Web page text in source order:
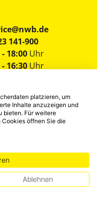
141-900
18:00 Uhr
16:30 Uhr
Blog
IMPRESSUM
platzieren, um
Inhalte anzuzeigen und
bieten. Für weitere
öffnen Sie die
Ablehnen